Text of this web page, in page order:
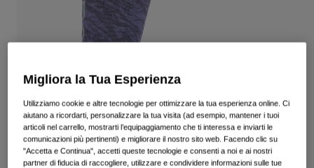
Scarpe da MTB
Scarpe da Gravel
Vedi tutto
Snowboard
Con lenti intercambiabili
Donna
Migliora la Tua Esperienza
Utilizziamo cookie e altre tecnologie per ottimizzare la tua esperienza online. Ci
aiutano a ricordarti, personalizzare la tua visita (ad esempio, mantener i tuoi
articoli nel carrello, mostrarti l’equipaggiamento che ti interessa e inviarti le
comunicazioni più pertinenti) e migliorare il nostro sito web. Facendo clic su
"Accetta e Continua", accetti queste tecnologie e consenti a noi e ai nostri
partner di fiducia di raccogliere, utilizzare e condividere informazioni sulle tue